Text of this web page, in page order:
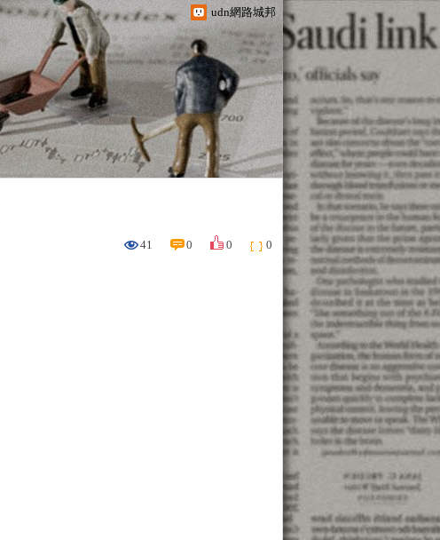
udn網路城邦
41 0 0 0